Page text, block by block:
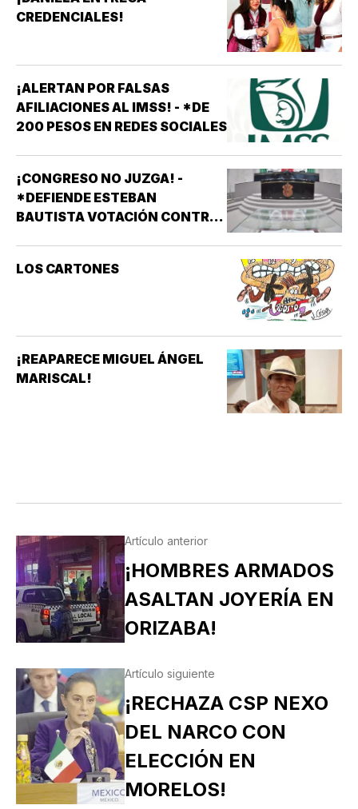
CREDENCIALES!
¡ALERTAN POR FALSAS
AFILIACIONES AL IMSS! - *DE
200 PESOS EN REDES SOCIALES
¡CONGRESO NO JUZGA! -
*DEFIENDE ESTEBAN
BAUTISTA VOTACIÓN CONTRA
LOS CARTONES
¡REAPARECE MIGUEL ÁNGEL
MARISCAL!
Artículo anterior
¡HOMBRES ARMADOS
ASALTAN JOYERÍA EN
ORIZABA!
Artículo siguiente
¡RECHAZA CSP NEXO
DEL NARCO CON
ELECCIÓN EN
MORELOS!